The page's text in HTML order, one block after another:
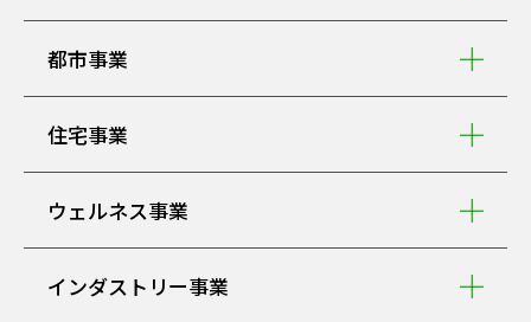
都市事業
住宅事業
ウェルネス事業
インダストリー事業